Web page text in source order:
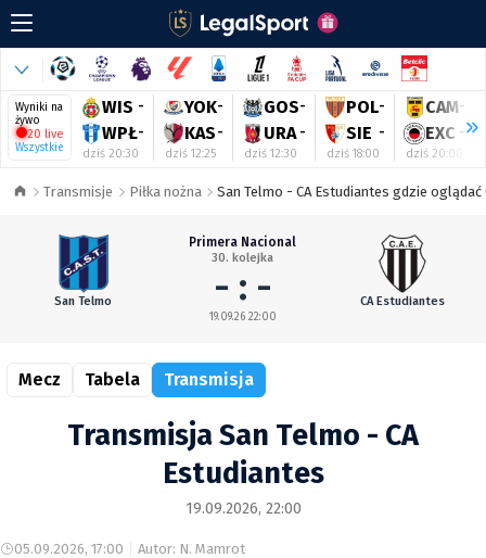
Wyniki na
żywo
20 live
Wszystkie
WIS -
WPŁ-
dziś 20:30
YOK-
KAS-
dziś 12:25
GOS-
URA -
dziś 12:30
POL-
SIE -
dziś 18:00
CAM-
EXC -
dziś 20:00
Transmisje Piłka nożna San Telmo - CA Estudiantes gdzie
San Telmo
Primera Nacional
30. kolejka
- : -
19.09.26 22:00
CA Estudiantes
Mecz Tabela Transmisja
Transmisja San Telmo - CA
Estudiantes
19.09.2026, 22:00
05.09.2026, 17:00 Autor: N. Mamrot